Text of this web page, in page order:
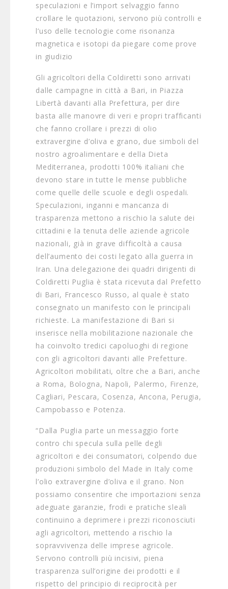
speculazioni e l’import selvaggio fanno
crollare le quotazioni, servono più controlli e
l’uso delle tecnologie come risonanza
magnetica e isotopi da piegare come prove
in giudizio
Gli agricoltori della Coldiretti sono arrivati
dalle campagne in città a Bari, in Piazza
Libertà davanti alla Prefettura, per dire
basta alle manovre di veri e propri trafficanti
che fanno crollare i prezzi di olio
extravergine d’oliva e grano, due simboli del
nostro agroalimentare e della Dieta
Mediterranea, prodotti 100% italiani che
devono stare in tutte le mense pubbliche
come quelle delle scuole e degli ospedali.
Speculazioni, inganni e mancanza di
trasparenza mettono a rischio la salute dei
cittadini e la tenuta delle aziende agricole
nazionali, già in grave difficoltà a causa
dell’aumento dei costi legato alla guerra in
Iran. Una delegazione dei quadri dirigenti di
Coldiretti Puglia è stata ricevuta dal Prefetto
di Bari, Francesco Russo, al quale è stato
consegnato un manifesto con le principali
richieste. La manifestazione di Bari si
inserisce nella mobilitazione nazionale che
ha coinvolto tredici capoluoghi di regione
con gli agricoltori davanti alle Prefetture.
Agricoltori mobilitati, oltre che a Bari, anche
a Roma, Bologna, Napoli, Palermo, Firenze,
Cagliari, Pescara, Cosenza, Ancona, Perugia,
Campobasso e Potenza.
“Dalla Puglia parte un messaggio forte
contro chi specula sulla pelle degli
agricoltori e dei consumatori, colpendo due
produzioni simbolo del Made in Italy come
l’olio extravergine d’oliva e il grano. Non
possiamo consentire che importazioni senza
adeguate garanzie, frodi e pratiche sleali
continuino a deprimere i prezzi riconosciuti
agli agricoltori, mettendo a rischio la
sopravvivenza delle imprese agricole.
Servono controlli più incisivi, piena
trasparenza sull’origine dei prodotti e il
rispetto del principio di reciprocità per